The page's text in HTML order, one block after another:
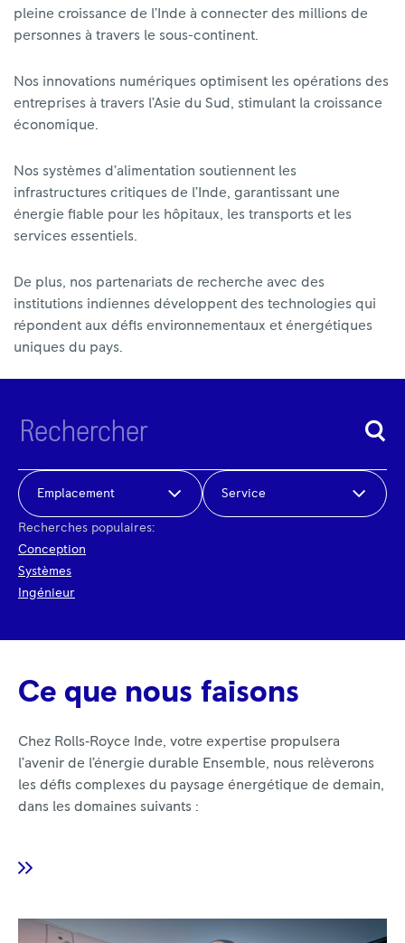
pleine croissance de l’Inde à connecter des millions de
personnes à travers le sous-continent.
Nos innovations numériques optimisent les opérations des
entreprises à travers l’Asie du Sud, stimulant la croissance
économique.
Nos systèmes d’alimentation soutiennent les
infrastructures critiques de l’Inde, garantissant une
énergie fiable pour les hôpitaux, les transports et les
services essentiels.
De plus, nos partenariats de recherche avec des
institutions indiennes développent des technologies qui
répondent aux défis environnementaux et énergétiques
uniques du pays.
Emplacement Service
Recherches populaires:
Conception
Systèmes
Ingénieur
Ce que nous faisons
Chez Rolls‑Royce Inde, votre expertise propulsera
l’avenir de l’énergie durable Ensemble, nous relèverons
les défis complexes du paysage énergétique de demain,
dans les domaines suivants :